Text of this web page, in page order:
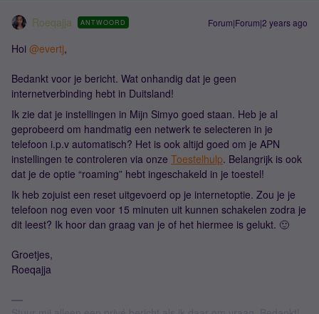
Roeqajja ANTWOORD Forum|Forum|2 years ago
Hoi @evertj,
Bedankt voor je bericht. Wat onhandig dat je geen
internetverbinding hebt in Duitsland!
Ik zie dat je instellingen in Mijn Simyo goed staan. Heb je al
geprobeerd om handmatig een netwerk te selecteren in je
telefoon i.p.v automatisch? Het is ook altijd goed om je APN
instellingen te controleren via onze Toestelhulp. Belangrijk is ook
dat je de optie “roaming” hebt ingeschakeld in je toestel!
Ik heb zojuist een reset uitgevoerd op je internetoptie. Zou je je
telefoon nog even voor 15 minuten uit kunnen schakelen zodra je
dit leest? Ik hoor dan graag van je of het hiermee is gelukt. 🙂
Groetjes,
Roeqajja